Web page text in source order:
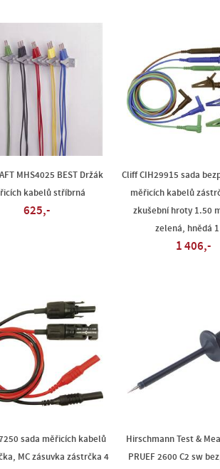
MHS4025 BEST Držák
kabelů stříbrná
625,-
Cliff CIH29915 sada
měřicích kabelů
zkušební hroty 1.50
zelená, hnědá
1 406,-
sada měřicích kabelů
MC zásuvka zástrčka 4
Hirschmann Test &
PRUEF 2600 C2 sw